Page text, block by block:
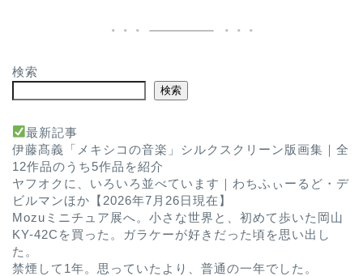
検索
検索
最新記事
伊藤髙義「メキシコの音楽」シルクスクリーン版画集｜全
12作品のうち5作品を紹介
ヤフオクに、いろいろ並べています｜わちふぃーるど・デ
ビルマンほか【2026年7月26日現在】
Mozuミニチュア展へ。小さな世界と、初めて歩いた岡山
KY-42Cを買った。ガラケーが好きだった頃を思い出し
た。
禁煙して1年。思っていたより、普通の一年でした。